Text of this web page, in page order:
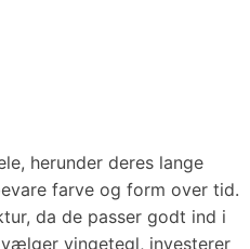
herunder deres lange
farve og form over tid.
da de passer godt ind i
vingetegl, investerer